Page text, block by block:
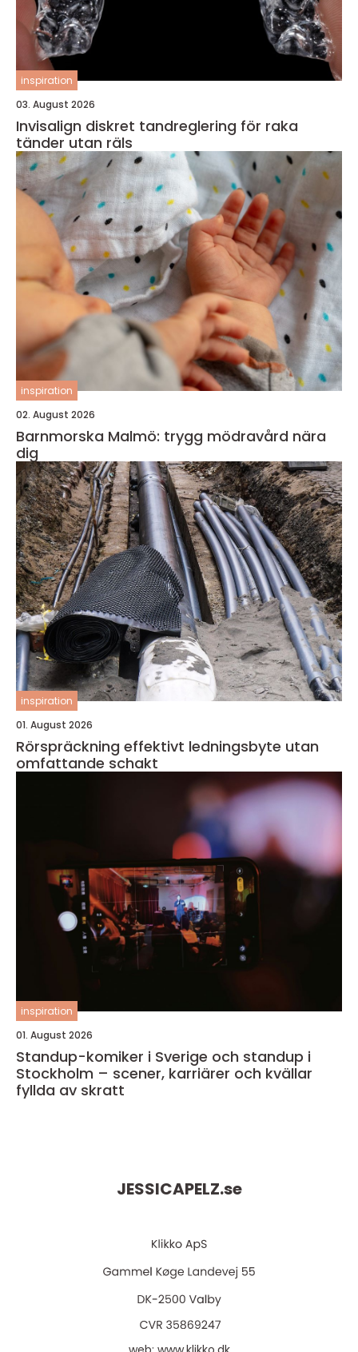
inspiration
03. August 2026
Invisalign diskret tandreglering för raka
tänder utan räls
inspiration
02. August 2026
Barnmorska Malmö: trygg mödravård nära
dig
inspiration
01. August 2026
Rörspräckning effektivt ledningsbyte utan
omfattande schakt
inspiration
01. August 2026
Standup-komiker i Sverige och standup i
Stockholm – scener, karriärer och kvällar
fyllda av skratt
JESSICAPELZ.se